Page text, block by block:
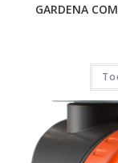
GARDENA